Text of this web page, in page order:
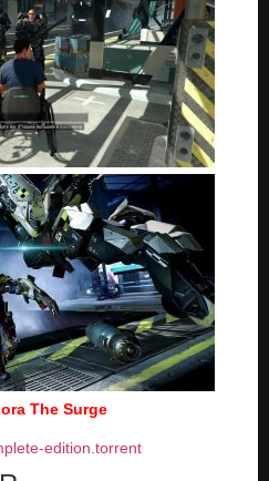
The Surge
edition.torrent